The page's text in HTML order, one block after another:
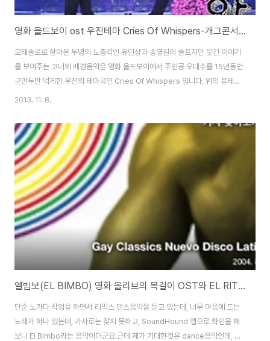
영화 올드보이 ost 우진테마 Cries Of Whispers-개그콘서트 안생겨요 코너의 배경음악
모태솔로로 살아온 두명의 노총각인 유민상과 송영길의 슬프지만 웃긴 이야기
를 보여주는 코너의 배경음악은 영화 올드보이에서 주인공 오대수를 15년동안
군만두만 먹게한 우진의 테마곡인 Cries Of Whispers 입니다. 위의 플레이
버튼을 누르면 들으실수 있습니다. 올드보이(Old Boy) - 대수가 아닌, 우진의
때문에 사랑하던 누나가 이상한 소문이 나고, 상상임신을 해서 결국 자살을 하
게 되어서 오대수에게 복수를 하는데, 우진(유지태)의 입장에서 생각해본다면
또 다분히 이해가 가기도 합니다... 올드보이 (2013) Old Boy 8.9감독박찬욱
출연최민식, 유지태, 강혜정, 김병옥, 오달수정보스릴러 | 한국 | 120 분 ..
2013. 11. 8.
엘빔보(EL BIMBO) 영화 올리브의 목걸이 OST와 EL RITMO TROPICAL 댄스 DDR 리믹스버전 음악
단순 노가다 작업을 하면서 리믹스 댄스음악을 듣고 있는데, 너무 마음에 드는
노래가 하나 있는데, 가사로는 찾지 못하고, SoundHound 앱으로 확인을 해
보니 El Bimbo라는 음악이더군요.근데 제가 기대한것은 dance음악인데, 어